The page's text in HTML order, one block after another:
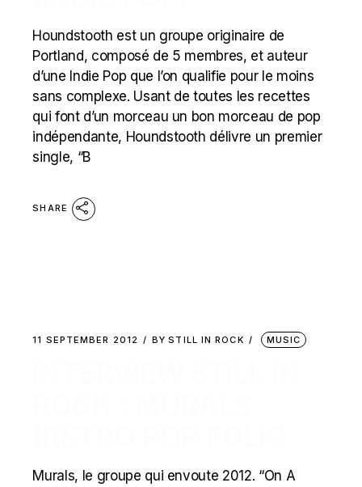
Houndstooth est un groupe originaire de
Portland, composé de 5 membres, et auteur
d’une Indie Pop que l’on qualifie pour le moins
sans complexe. Usant de toutes les recettes
qui font d’un morceau un bon morceau de pop
indépendante, Houndstooth délivre un premier
single, “B
SHARE
11 SEPTEMBER 2012 BY STILL IN ROCK MUSIC
Murals, le groupe qui envoute 2012. “On A